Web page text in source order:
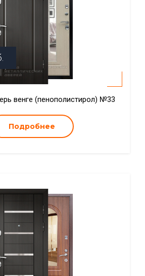
венге (пенополистирол) №33
Подробнее